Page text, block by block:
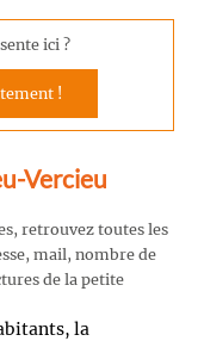
ici ?
!
Vercieu
retrouvez toutes les
mail, nombre de
de la petite
la